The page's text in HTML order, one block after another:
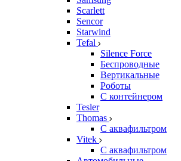
Scarlett
Sencor
Starwind
Tefal
Silence Force
Беспроводные
Вертикальные
Роботы
С контейнером
Tesler
Thomas
С аквафильтром
Vitek
С аквафильтром